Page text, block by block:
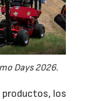
Days 2026.
productos, los